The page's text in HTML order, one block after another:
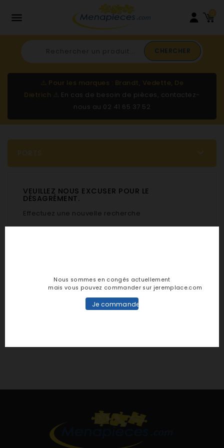
 0
CHERCHER
⚠️ Pour les marques : Brandt, Vedette, De
Dietrich ⚠️ En cas de besoin de pièces, contactez-
nous au 02 41 65 37 52
PORTS 
VEUILLEZ NOUS EXCUSER POUR LE
DÉSAGRÉMENT.
Effectuez une nouvelle recherche
Nous sommes en congés actuellement
mais vous pouvez commander sur jeremplace.com
Je commande